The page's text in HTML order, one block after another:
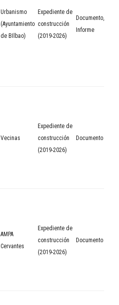
Urbanismo
(Ayuntamiento
de BIlbao)
Expediente de
construcción
(2019-2026)
Documento
Informe
Vecinas
Expediente de
construcción
(2019-2026)
Documento
AMPA
Cervantes
Expediente de
construcción
(2019-2026)
Documento